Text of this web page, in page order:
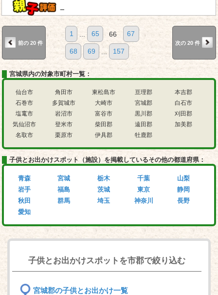
－
前の 20 件
1 65 66 67
68 69 ... 157
次の 20 件
宮城県内の対象市町村一覧：
仙台市
石巻市
塩竃市
気仙沼市
名取市
角田市
多賀城市
岩沼市
登米市
栗原市
東松島市
大崎市
富谷市
柴田郡
伊具郡
亘理郡
宮城郡
黒川郡
遠田郡
牡鹿郡
本吉郡
白石市
刈田郡
加美郡
子供とお出かけスポット（施設）を掲載しているその他の都道府県：
青森
岩手
秋田
愛知
宮城
福島
群馬
栃木
茨城
埼玉
千葉
東京
神奈川
山梨
静岡
長野
子供とお出かけスポットを市郡で絞り込む
宮城郡の子供とお出かけ一覧